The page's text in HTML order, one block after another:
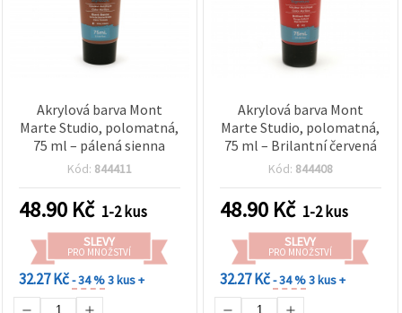
Akrylová barva Mont
Marte Studio, polomatná,
75 ml – pálená sienna
Kód: 844411
48.90 Kč 1-2 kus
SLEVY
PRO MNOŽSTVÍ
32.27 Kč- 34 %3 kus +
Akrylová barva Mont
Marte Studio, polomatná,
75 ml – Brilantní červená
Kód: 844408
48.90 Kč 1-2 kus
SLEVY
PRO MNOŽSTVÍ
32.27 Kč- 34 %3 kus +